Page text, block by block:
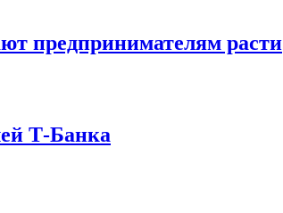
предпринимателям расти
Т-Банка